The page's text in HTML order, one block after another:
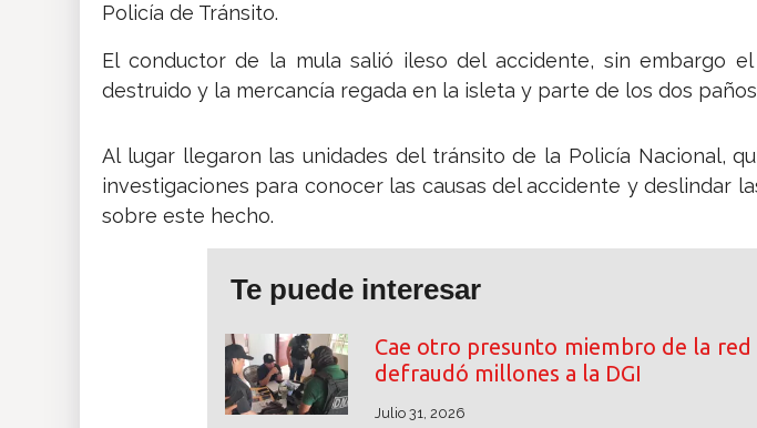
Policía de Tránsito.
El conductor de la mula salió ileso del accidente, sin embargo
destruido y la mercancía regada en la isleta y parte de los dos
Al lugar llegaron las unidades del tránsito de la Policía Nacional,
investigaciones para conocer las causas del accidente y deslindar
sobre este hecho.
Te puede interesar
Cae otro presunto miembro de la red
defraudó millones a la DGI
Julio 31, 2026